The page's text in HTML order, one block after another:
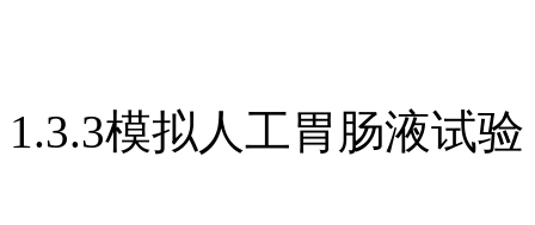
1.3.3模拟人工胃肠液试验